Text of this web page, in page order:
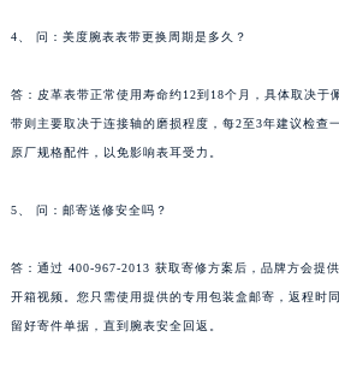
4、 问：美度腕表表带更换周期是多久？
答：皮革表带正常使用寿命约12到18个月，具体取决于
带则主要取决于连接轴的磨损程度，每2至3年建议检查
原厂规格配件，以免影响表耳受力。
5、 问：邮寄送修安全吗？
答：通过 400-967-2013 获取寄修方案后，品牌方会提
开箱视频。您只需使用提供的专用包装盒邮寄，返程时
留好寄件单据，直到腕表安全回返。